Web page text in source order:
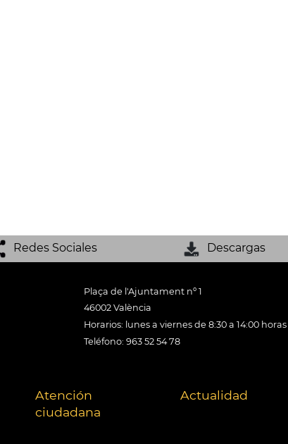
Redes Sociales Descargas
Plaça de l'Ajuntament nº 1
46002 València
Horarios: lunes a viernes de 8:30 a 14:00 horas
Teléfono: 963 52 54 78
Atención
ciudadana
Actualidad